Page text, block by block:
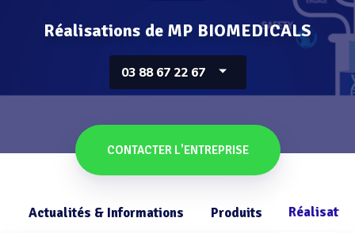
Réalisations de MP BIOMEDICALS
03 88 67 22 67
CONTACTER L'ENTREPRISE
Actualités & Informations Produits